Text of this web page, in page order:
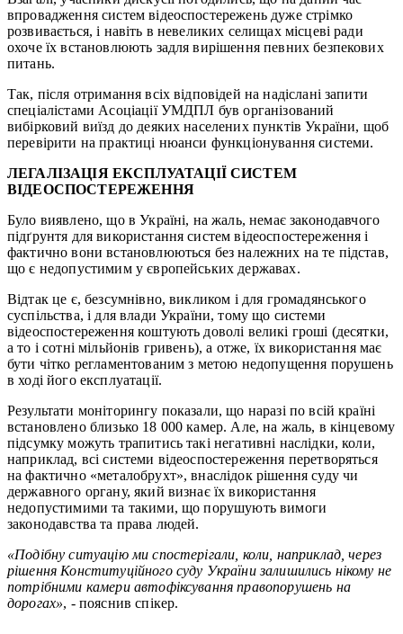
впровадження систем відеоспостережень дуже стрімко
розвивається, і навіть в невеликих селищах місцеві ради
охоче їх встановлюють задля вирішення певних безпекових
питань.
Так, після отримання всіх відповідей на надіслані запити
спеціалістами Асоціації УМДПЛ був організований
вибірковий виїзд до деяких населених пунктів України, щоб
перевірити на практиці нюанси функціонування системи.
ЛЕГАЛІЗАЦІЯ ЕКСПЛУАТАЦІЇ СИСТЕМ
ВІДЕОСПОСТЕРЕЖЕННЯ
Було виявлено, що в Україні, на жаль, немає законодавчого
підґрунтя для використання систем відеоспостереження і
фактично вони встановлюються без належних на те підстав,
що є недопустимим у європейських державах.
Відтак це є, безсумнівно, викликом і для громадянського
суспільства, і для влади України, тому що системи
відеоспостереження коштують доволі великі гроші (десятки,
а то і сотні мільйонів гривень), а отже, їх використання має
бути чітко регламентованим з метою недопущення порушень
в ході його експлуатації.
Результати моніторингу показали, що наразі по всій країні
встановлено близько 18 000 камер. Але, на жаль, в кінцевому
підсумку можуть трапитись такі негативні наслідки, коли,
наприклад, всі системи відеоспостереження перетворяться
на фактично «металобрухт», внаслідок рішення суду чи
державного органу, який визнає їх використання
недопустимими та такими, що порушують вимоги
законодавства та права людей.
«Подібну ситуацію ми спостерігали, коли, наприклад, через
рішення Конституційного суду України залишились нікому не
потрібними камери автофіксування правопорушень на
дорогах», - пояснив спікер.